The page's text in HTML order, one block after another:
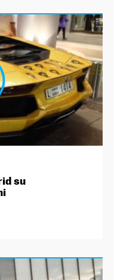
su